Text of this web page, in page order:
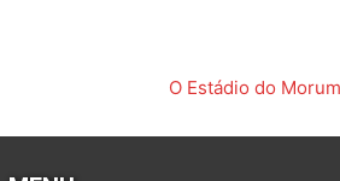
O Estádio do